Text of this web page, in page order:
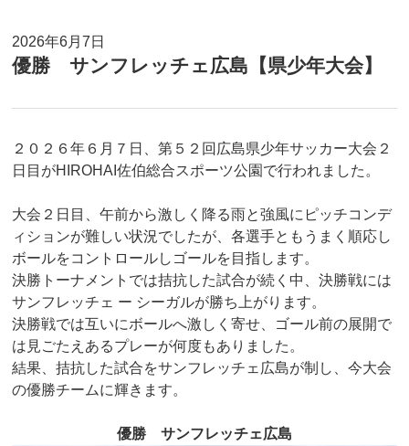
2026年6月7日
優勝 サンフレッチェ広島【県少年大会】
２０２６年６月７日、第５２回広島県少年サッカー大会２
日目がHIROHAI佐伯総合スポーツ公園で行われました。
大会２日目、午前から激しく降る雨と強風にピッチコンデ
ィションが難しい状況でしたが、各選手ともうまく順応し
ボールをコントロールしゴールを目指します。
決勝トーナメントでは拮抗した試合が続く中、決勝戦には
サンフレッチェ ー シーガルが勝ち上がります。
決勝戦では互いにボールへ激しく寄せ、ゴール前の展開で
は見ごたえあるプレーが何度もありました。
結果、拮抗した試合をサンフレッチェ広島が制し、今大会
の優勝チームに輝きます。
優勝 サンフレッチェ広島